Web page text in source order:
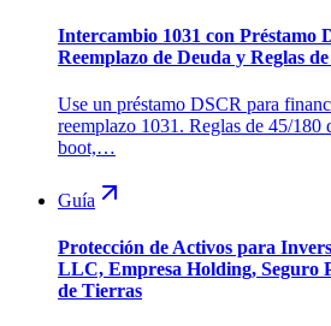
Intercambio 1031 con Préstamo
Reemplazo de Deuda y Reglas
Use un préstamo DSCR para
reemplazo 1031. Reglas de 45/180
boot,…
Guía
Protección de Activos para
LLC, Empresa Holding, Seguro
de Tierras